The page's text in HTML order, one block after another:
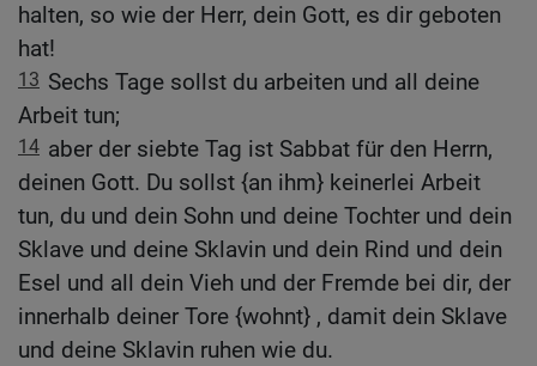
halten, so wie der Herr, dein Gott, es dir geboten
hat!
13 Sechs Tage sollst du arbeiten und all deine
Arbeit tun;
14 aber der siebte Tag ist Sabbat für den Herrn,
deinen Gott. Du sollst {an ihm} keinerlei Arbeit
tun, du und dein Sohn und deine Tochter und dein
Sklave und deine Sklavin und dein Rind und dein
Esel und all dein Vieh und der Fremde bei dir, der
innerhalb deiner Tore {wohnt} , damit dein Sklave
und deine Sklavin ruhen wie du.